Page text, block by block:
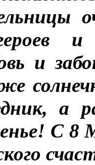
и
и
а
С 8